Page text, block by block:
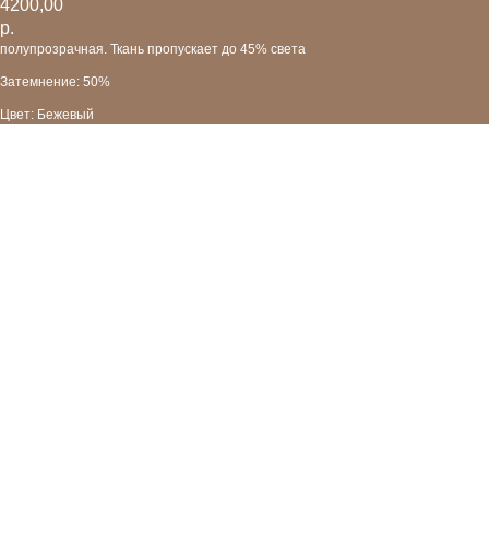
4200,00
р.
полупрозрачная. Ткань пропускает до 45% света
Затемнение: 50%
Цвет: Бежевый